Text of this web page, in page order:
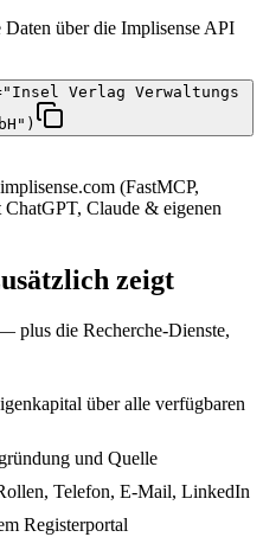
über die Implisense API
Verlag Verwaltungs
(FastMCP,
Claude & eigenen
zeigt
plus die Recherche-Dienste,
über alle verfügbaren
und Quelle
Telefon, E-Mail, LinkedIn
Registerportal